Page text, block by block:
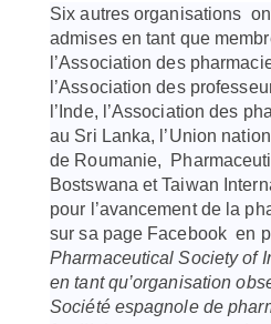
Six autres organisations
admises en tant que
l’Association des
l’Association des
l’Inde, l’Association des
au Sri Lanka, l’Union
de Roumanie,
Bostswana et Taiwan
pour l’avancement de la
sur sa page Facebook en
Pharmaceutical Society of
en tant qu’organisation
Société espagnole de